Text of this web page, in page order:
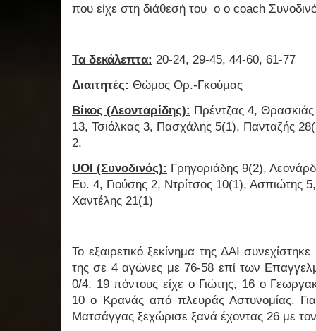
που είχε στη διάθεσή του ο ο coach
Τα δεκάλεπτα: 20-24, 29-45, 44-60, 61-77
Διαιτητές: Θώμος Ορ.-Γκούμας
Βίκος (Λεονταρίδης): Πρέντζας 4,
13, Τσιόλκας 3, Πασχάλης 5(1), Πανταζής
2,
UOI (Συνοδινός): Γρηγοριάδης 9(2),
Ευ. 4, Γιούσης 2, Ντρίτσος 10(1), Ασπιώτης
Χαντέλης 21(1)
Το εξαιρετικό ξεκίνημα της ΔΑΙ
της σε 4 αγώνες με 76-58 επί των
0/4. 19 πόντους είχε ο Γιώτης, 16 ο
10 ο Κρανάς από πλευράς Αστυνομίας.
Ματσάγγας ξεχώρισε ξανά έχοντας 26 με